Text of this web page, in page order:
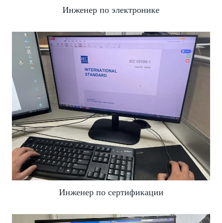
Инженер по электронике
Инженер по сертификации